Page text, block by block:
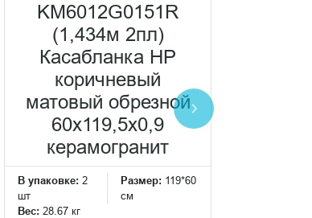
KM6012G0151R
(1,434м 2пл)
Касабланка HP
коричневый
матовый обрезной
60x119,5x0,9
керамогранит
В упаковке: 2
шт
Размер: 119*60
см
Вес: 28.67 кг